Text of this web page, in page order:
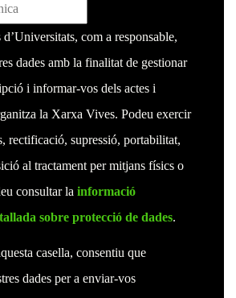
com a responsable,
dades amb la finalitat de gestionar
i informar-vos dels actes i
la Xarxa Vives. Podeu exercir
rectificació, supressió, portabilitat,
al tractament per mitjans físics o
consultar la informació
sobre protecció de dades.
casella, consentiu que
dades per a enviar-vos